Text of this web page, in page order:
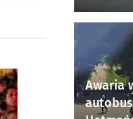
Awaria